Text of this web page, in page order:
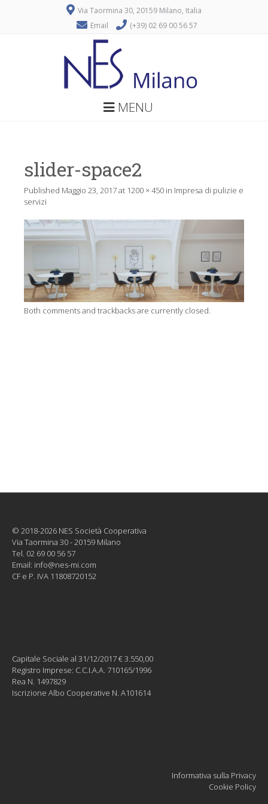
Via Taormina 30, 20159 Milano, Italia
Email
(+39) 02 69 00 56 57
MENU
slider-space2
Published Maggio 23, 2017at 1200 × 450 in Impresa di pulizie e
servizi
Both comments and trackbacks are currently closed.
© 2018-2026 NES Società Cooperativa
Via Taormina 30 - 20159 Milano
Tel. 02 69 00 56 57
Email: info@nes-mi.com
CF e P. IVA 11808720152
Capitale Sociale al 31/12/2017 € 3.550,00
Registro Imprese: C.C.I.A.A. 710165/1996
Rea N. 1497829
Iscrizione Albo Cooperative N. A101614
Informativa sulla Privacy
Cookie Policy